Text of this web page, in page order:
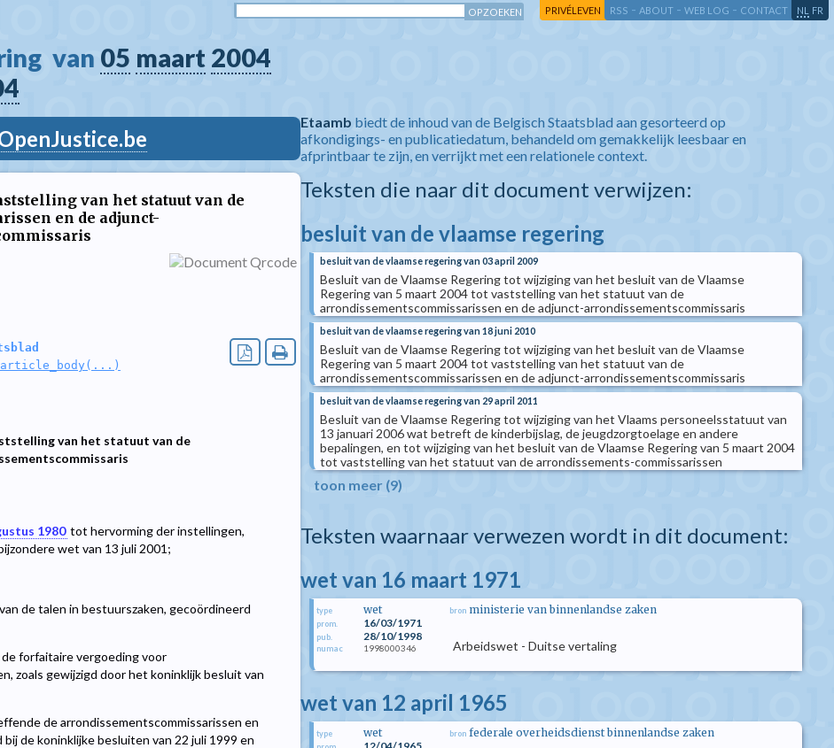
PRIVÉLEVEN RSS - ABOUT - WEB LOG - CONTACT NL FR
van 05 maart 2004
van het statuut van de
en de adjunct-
van het statuut van de
1980 tot hervorming der instellingen,
wet van 13 juli 2001;
de talen in bestuurszaken, gecoördineerd
forfaitaire vergoeding voor
zoals gewijzigd door het koninklijk besluit van
de arrondissementscommissarissen en
de koninklijke besluiten van 22 juli 1999 en
Etaamb biedt de inhoud van de Belgisch Staatsblad aan gesorteerd op
afkondigings- en publicatiedatum, behandeld om gemakkelijk leesbaar en
afprintbaar te zijn, en verrijkt met een relationele context.
Teksten die naar dit document verwijzen:
besluit van de vlaamse regering
besluit van de vlaamse regering van 03 april 2009
Besluit van de Vlaamse Regering tot wijziging van het besluit van de Vlaamse
Regering van 5 maart 2004 tot vaststelling van het statuut van de
arrondissementscommissarissen en de adjunct-arrondissementscommissaris
besluit van de vlaamse regering van 18 juni 2010
Besluit van de Vlaamse Regering tot wijziging van het besluit van de Vlaamse
Regering van 5 maart 2004 tot vaststelling van het statuut van de
arrondissementscommissarissen en de adjunct-arrondissementscommissaris
besluit van de vlaamse regering van 29 april 2011
Besluit van de Vlaamse Regering tot wijziging van het Vlaams personeelsstatuut van
13 januari 2006 wat betreft de kinderbijslag, de jeugdzorgtoelage en andere
bepalingen, en tot wijziging van het besluit van de Vlaamse Regering van 5 maart 2004
tot vaststelling van het statuut van de arrondissements-commissarissen
toon meer (9)
Teksten waarnaar verwezen wordt in dit document:
wet van 16 maart 1971
type wet
prom. 16/03/1971
pub. 28/10/1998
numac 1998000346
bron ministerie van binnenlandse zaken
Arbeidswet - Duitse vertaling
wet van 12 april 1965
type wet bron federale overheidsdienst binnenlandse zaken